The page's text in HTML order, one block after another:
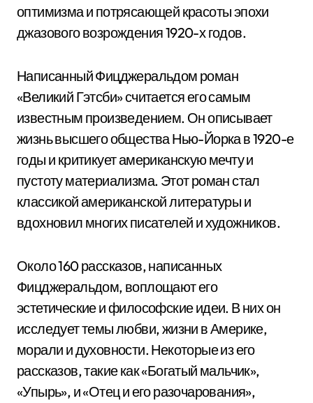
оптимизма и потрясающей красоты эпохи
джазового возрождения 1920-х годов.
Написанный Фицджеральдом роман
«Великий Гэтсби» считается его самым
известным произведением. Он описывает
жизнь высшего общества Нью-Йорка в 1920-е
годы и критикует американскую мечту и
пустоту материализма. Этот роман стал
классикой американской литературы и
вдохновил многих писателей и художников.
Около 160 рассказов, написанных
Фицджеральдом, воплощают его
эстетические и философские идеи. В них он
исследует темы любви, жизни в Америке,
морали и духовности. Некоторые из его
рассказов, такие как «Богатый мальчик»,
«Упырь», и «Отец и его разочарования»,